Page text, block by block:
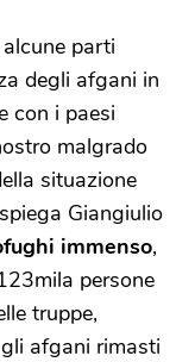
parti
degli afgani in
con i paesi
malgrado
situazione
Giangiulio
immenso,
persone
truppe,
afgani rimasti